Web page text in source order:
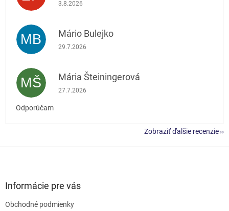
3.8.2026
MB Mário Bulejko
Hodnotenie obchodu je 5 z 5 hviezdičiek.
29.7.2026
MŠ Mária Šteiningerová
Hodnotenie obchodu je 5 z 5 hviezdičiek.
27.7.2026
Odporúčam
Zobraziť ďalšie recenzie
Informácie pre vás
Obchodné podmienky